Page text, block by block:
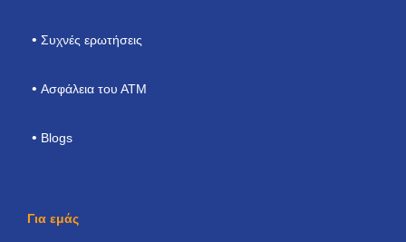
Συχνές ερωτήσεις
Ασφάλεια του ΑΤΜ
Blogs
Για εμάς